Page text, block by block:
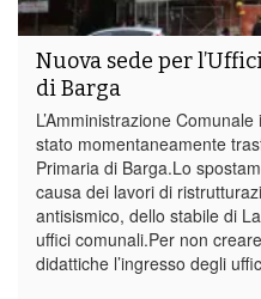
Nuova sede per
di Barga
L’Amministrazione
stato momentaneamente
Primaria di Barga.Lo
causa dei lavori di
antisismico, dello stabile di
uffici comunali.Per non
didattiche l’ingresso degli